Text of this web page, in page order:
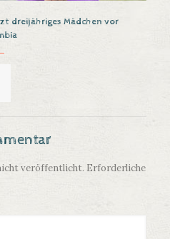
dreijähriges Mädchen vor
veröffentlicht. Erforderliche